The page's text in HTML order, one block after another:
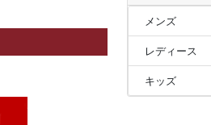
メンズ
レディース
キッズ